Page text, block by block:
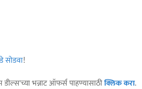
सोडवा!
डील्स'च्या भन्नाट ऑफर्स पाहण्यासाठीक्लिक करा.